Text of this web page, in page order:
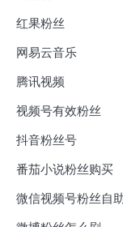
红果粉丝
网易云音乐
腾讯视频
视频号有效粉丝
抖音粉丝号
番茄小说粉丝购买
微信视频号粉丝自